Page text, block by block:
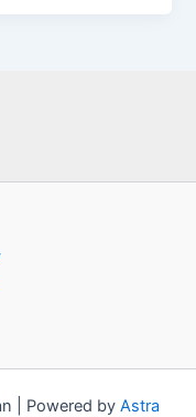
| Powered by Astra